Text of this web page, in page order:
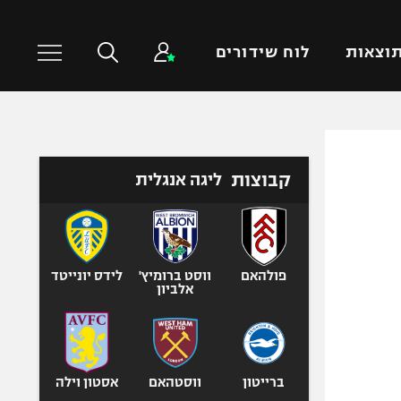
תוצאות לוח שידורים
טניס
כדוריד
כדורעף
שחייה
ג'ודו
אגרוף
ספורט אולימפי
קבוצות ליגה אנגלית
פולהאם
ווסט ברומיץ'
אלביון
לידס יונייטד
ברייטון ווסטהאם אסטון וילה